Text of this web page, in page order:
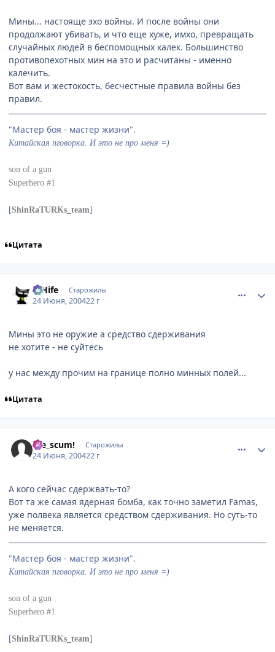
Мины... настояще эхо войны. И после войны они
продолжают убивать, и что еще хуже, имхо, превращать
случайных людей в беспомощных калек. Большинство
противопехотных мин на это и расчитаны - именно
калечить.
Вот вам и жестокость, бесчестные правила войны без
правил.
"Мастер боя - мастер жизни".
Китайская пговорка. И это не про меня =)
son of a gun
Superhero #1
[ShinRaTURKs_team]
Цитата
D'Hife Старожилы
24 Июня, 200422 г
Мины это не оружие а средство сдерживания
не хотите - не суйтесь
у нас между прочим на границе полно минных полей...
Цитата
Die_scum! Старожилы
24 Июня, 200422 г
А кого сейчас сдержвать-то?
Вот та же самая ядерная бомба, как точно заметил Famas,
уже полвека является средством сдерживания. Но суть-то
не меняется.
"Мастер боя - мастер жизни".
Китайская пговорка. И это не про меня =)
son of a gun
Superhero #1
[ShinRaTURKs_team]